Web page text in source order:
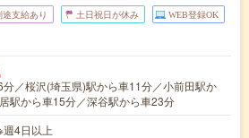
途支給あり 土日祝日が休み WEB登録OK
分／桜沢(埼玉県)駅から車11分／小前田駅か
駅から車15分／深谷駅から車23分
4日以上